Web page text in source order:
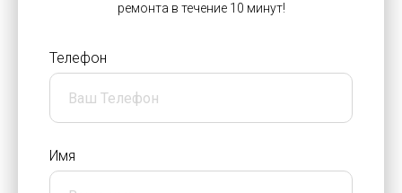
ремонта в течение 10 минут!
Телефон
Имя